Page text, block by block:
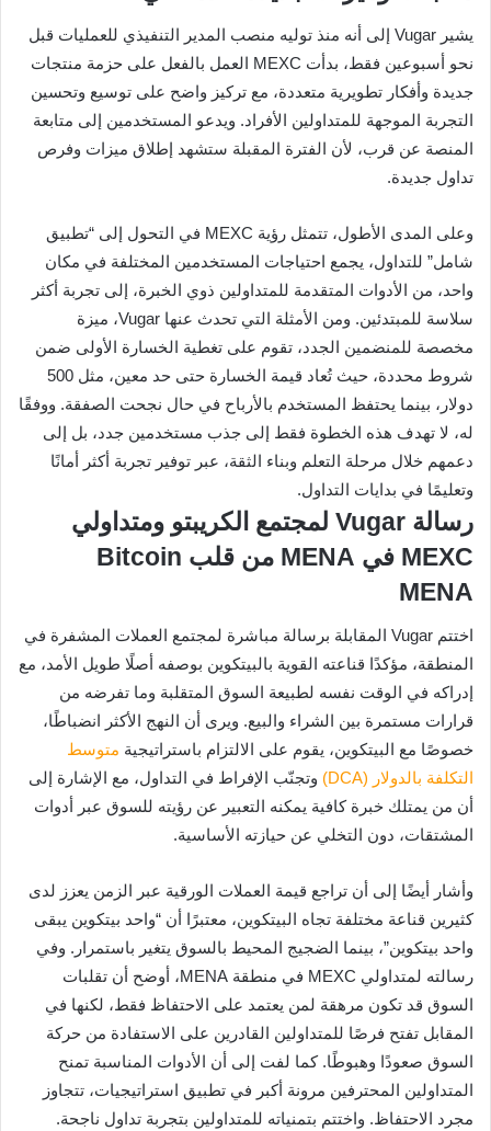
يشير Vugar إلى أنه منذ توليه منصب المدير التنفيذي للعمليات قبل
نحو أسبوعين فقط، بدأت MEXC العمل بالفعل على حزمة منتجات
جديدة وأفكار تطويرية متعددة، مع تركيز واضح على توسيع وتحسين
التجربة الموجهة للمتداولين الأفراد. ويدعو المستخدمين إلى متابعة
المنصة عن قرب، لأن الفترة المقبلة ستشهد إطلاق ميزات وفرص
تداول جديدة.
وعلى المدى الأطول، تتمثل رؤية MEXC في التحول إلى “تطبيق
شامل” للتداول، يجمع احتياجات المستخدمين المختلفة في مكان
واحد، من الأدوات المتقدمة للمتداولين ذوي الخبرة، إلى تجربة أكثر
سلاسة للمبتدئين. ومن الأمثلة التي تحدث عنها Vugar، ميزة
مخصصة للمنضمين الجدد، تقوم على تغطية الخسارة الأولى ضمن
شروط محددة، حيث تُعاد قيمة الخسارة حتى حد معين، مثل 500
دولار، بينما يحتفظ المستخدم بالأرباح في حال نجحت الصفقة. ووفقًا
له، لا تهدف هذه الخطوة فقط إلى جذب مستخدمين جدد، بل إلى
دعمهم خلال مرحلة التعلم وبناء الثقة، عبر توفير تجربة أكثر أمانًا
وتعليمًا في بدايات التداول.
رسالة Vugar لمجتمع الكريبتو ومتداولي
MEXC في MENA من قلب Bitcoin
MENA
اختتم Vugar المقابلة برسالة مباشرة لمجتمع العملات المشفرة في
المنطقة، مؤكدًا قناعته القوية بالبيتكوين بوصفه أصلًا طويل الأمد، مع
إدراكه في الوقت نفسه لطبيعة السوق المتقلبة وما تفرضه من
قرارات مستمرة بين الشراء والبيع. ويرى أن النهج الأكثر انضباطًا،
خصوصًا مع البيتكوين، يقوم على الالتزام باستراتيجية متوسط
التكلفة بالدولار (DCA)
وتجنّب الإفراط في التداول، مع الإشارة إلى
أن من يمتلك خبرة كافية يمكنه التعبير عن رؤيته للسوق عبر أدوات
المشتقات، دون التخلي عن حيازته الأساسية.
وأشار أيضًا إلى أن تراجع قيمة العملات الورقية عبر الزمن يعزز لدى
كثيرين قناعة مختلفة تجاه البيتكوين، معتبرًا أن “واحد بيتكوين يبقى
واحد بيتكوين”، بينما الضجيج المحيط بالسوق يتغير باستمرار. وفي
رسالته لمتداولي MEXC في منطقة MENA، أوضح أن تقلبات
السوق قد تكون مرهقة لمن يعتمد على الاحتفاظ فقط، لكنها في
المقابل تفتح فرصًا للمتداولين القادرين على الاستفادة من حركة
السوق صعودًا وهبوطًا. كما لفت إلى أن الأدوات المناسبة تمنح
المتداولين المحترفين مرونة أكبر في تطبيق استراتيجيات، تتجاوز
مجرد الاحتفاظ. واختتم بتمنياته للمتداولين بتجربة تداول ناجحة.